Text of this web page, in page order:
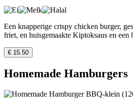
Een knapperige crispy chicken burger,
friet, en huisgemaakte Kiptoksaus en een
€ 15.50
Homemade Hamburgers